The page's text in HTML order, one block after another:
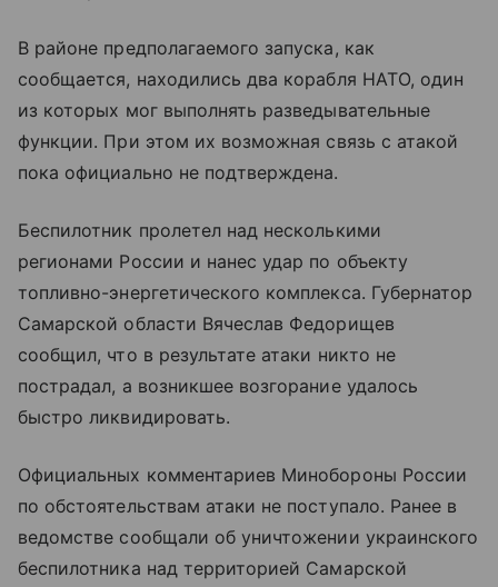
В районе предполагаемого запуска, как
сообщается, находились два корабля НАТО, один
из которых мог выполнять разведывательные
функции. При этом их возможная связь с атакой
пока официально не подтверждена.
Беспилотник пролетел над несколькими
регионами России и нанес удар по объекту
топливно-энергетического комплекса. Губернатор
Самарской области Вячеслав Федорищев
сообщил, что в результате атаки никто не
пострадал, а возникшее возгорание удалось
быстро ликвидировать.
Официальных комментариев Минобороны России
по обстоятельствам атаки не поступало. Ранее в
ведомстве сообщали об уничтожении украинского
беспилотника над территорией Самарской